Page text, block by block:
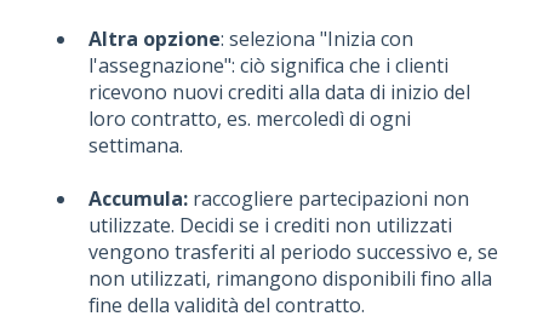
Altra opzione: seleziona "Inizia con
l'assegnazione": ciò significa che i clienti
ricevono nuovi crediti alla data di inizio del
loro contratto, es. mercoledì di ogni
settimana.
Accumula: raccogliere partecipazioni non
utilizzate. Decidi se i crediti non utilizzati
vengono trasferiti al periodo successivo e, se
non utilizzati, rimangono disponibili fino alla
fine della validità del contratto.